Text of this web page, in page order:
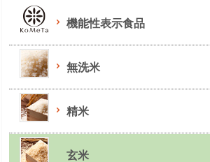
機能性表示食品
無洗米
精米
玄米